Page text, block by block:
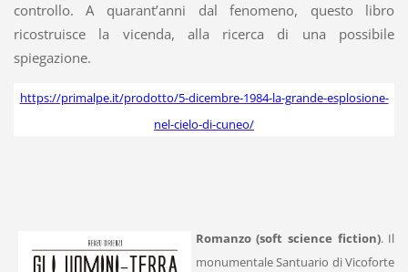
controllo. A quarant’anni dal fenomeno, questo libro
ricostruisce la vicenda, alla ricerca di una possibile
spiegazione.
https://primalpe.it/prodotto/5-dicembre-1984-la-grande-esplosione-
nel-cielo-di-cuneo/
Romanzo (soft science fiction). Il
monumentale Santuario di Vicoforte